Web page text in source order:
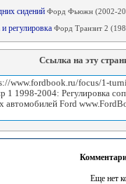
сидений Форд Фьюжн (2002-
регулировка Форд Транзит 2
Ссылка на эту
Еще нет